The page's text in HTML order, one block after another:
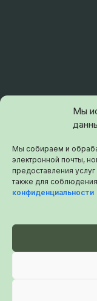
Мы
Мы собираем и
электронной почты,
предоставления
также для
конфиденциальности